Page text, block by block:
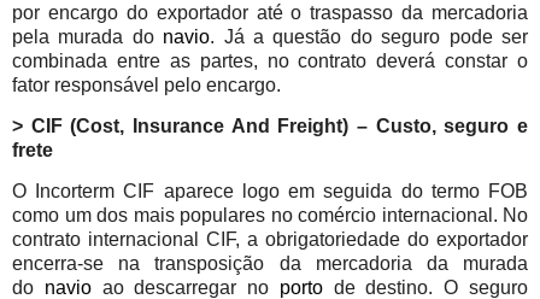
por encargo do exportador até o traspasso da mercadoria
pela murada do navio. Já a questão do seguro pode ser
combinada entre as partes, no contrato deverá constar o
fator responsável pelo encargo.
> CIF (Cost, Insurance And Freight) – Custo, seguro e
frete
O Incorterm CIF aparece logo em seguida do termo FOB
como um dos mais populares no comércio internacional. No
contrato internacional CIF, a obrigatoriedade do exportador
encerra-se na transposição da mercadoria da murada
do navioao descarregar no portode destino. O seguro